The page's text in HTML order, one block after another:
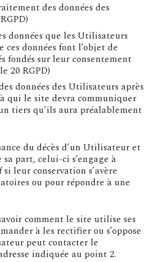
des données des
données que les Utilisateurs
données font l’objet de
fondés sur leur consentement
20 RGPD)
données des Utilisateurs après
qui le site devra communiquer
tiers qu’ils aura préalablement
du décès d’un Utilisateur et
part, celui-ci s’engage à
leur conservation s’avère
ou pour répondre à une
comment le site utilise ses
à les rectifier ou s’oppose
peut contacter le
indiquée au point 2.